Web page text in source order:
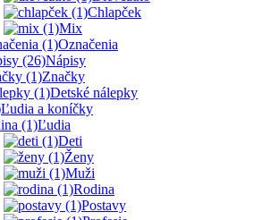
Chlapček
Mix
Označenia
Nápisy
Značky
Detské nálepky
Ľudia a koníčky
Ľudia
Deti
Ženy
Muži
Rodina
Postavy